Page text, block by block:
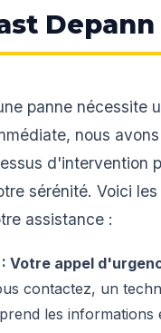
Depann
panne nécessite
nous
d'intervention
sérénité. Voici les
assistance :
: Votre appel
contactez, un
les informations